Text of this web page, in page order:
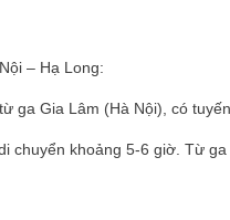
– Hạ Long:
ga Gia Lâm (Hà Nội), có
chuyển khoảng 5-6 giờ. Từ